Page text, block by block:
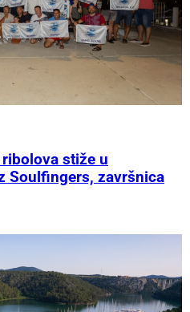
stiže u
Soulfingers, završnica